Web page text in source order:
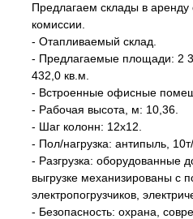
Предлагаем склады в аренду
комиссии.
- Отапливаемый склад.
- Предлагаемые площади: 2
432,0 кв.м.
- Встроенные офисные
- Рабочая высота, м: 10,36.
- Шаг колонн: 12х12.
- Пол/нагрузка: антипыль, 10т/
- Разгрузка: оборудованные
выгрузке механизированы с
электропогрузчиков,
- Безопасность: охрана,